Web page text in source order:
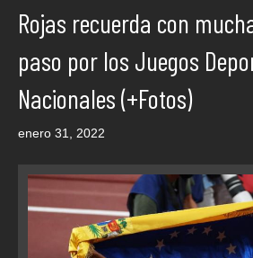
Rojas recuerda con
paso por los Juegos
Nacionales (+Fotos)
enero 31, 2022